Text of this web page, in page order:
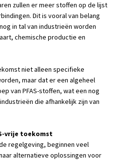
zullen er meer stoffen op de lijst
Dit is vooral van belang
in tal van industrieën worden
chemische productie en
niet alleen specifieke
maar dat er een algeheel
van PFAS-stoffen, wat een nog
die afhankelijk zijn van
vrije toekomst
regelgeving, beginnen veel
alternatieve oplossingen voor